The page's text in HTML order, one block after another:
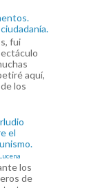
fui
aquí,
los
el
los
de